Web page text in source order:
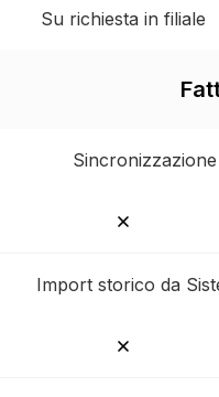
Su richiesta in filiale
Import storico da